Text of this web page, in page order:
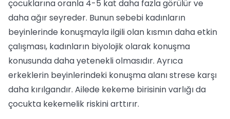
çocuklarına oranla 4-5 kat daha fazla görülür ve
daha ağır seyreder. Bunun sebebi kadınların
beyinlerinde konuşmayla ilgili olan kısmın daha etkin
çalışması, kadınların biyolojik olarak konuşma
konusunda daha yetenekli olmasıdır. Ayrıca
erkeklerin beyinlerindeki konuşma alanı strese karşı
daha kırılgandır. Ailede kekeme birisinin varlığı da
çocukta kekemelik riskini arttırır.